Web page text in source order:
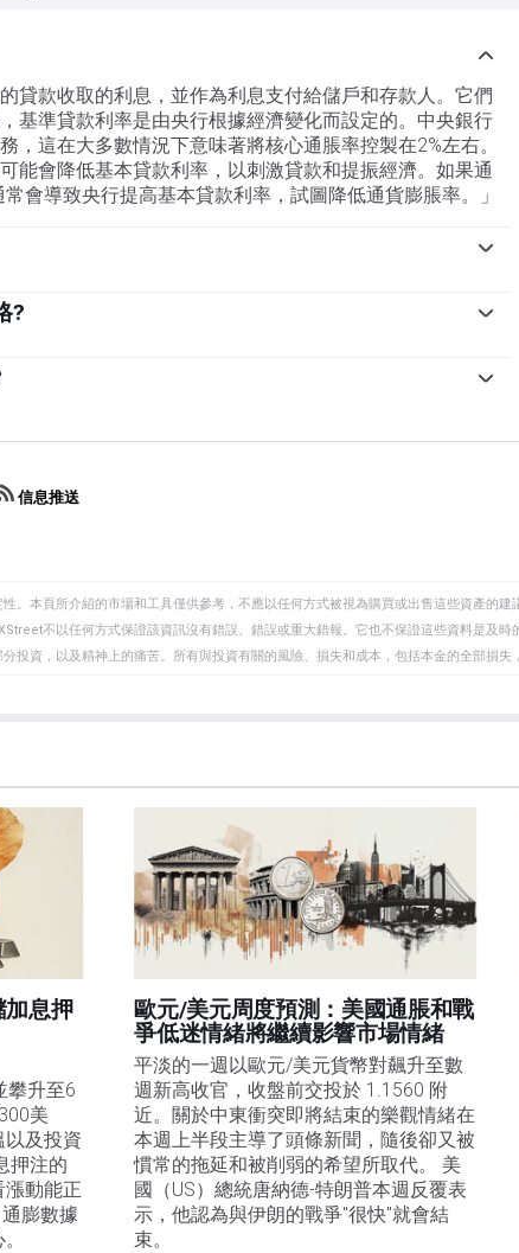
貸款收取的利息，並作為利息支付給儲戶和存款人。它們
基準貸款利率是由央行根據經濟變化而設定的。中央銀行
，這在大多數情況下意味著將核心通脹率控製在2%左右。
能會降低基本貸款利率，以刺激貸款和提振經濟。如果通
會導致央行提高基本貸款利率，試圖降低通貨膨脹率。」
?
或將現金存入銀行。如果利率高，通常會推高美元的價
。它被設置為一個範圍，例如4.75%-5.00%，盡管上限(在
跟蹤，該工具影響了許多金融市場對美聯儲未來貨幣政策
信息推送
。本頁所介紹的市場和工具僅供參考，不應以任何方式被視為購買或出售這些資產的建
不以任何方式保證該資訊沒有錯誤、錯誤或重大錯報。它也不保證這些資料是及時
投資，以及精神上的痛苦。所有與投資有關的風險、損失和成本，包括本金的全部損失
訊的準確性、完整性或適用性不作任何陳述。FXStreet和作者將不承擔任何錯誤，遺漏
錯誤和遺漏除外。本文作者和FXStreet並非註冊投資顧問，本文內容無意提供任何投資
加息押
攀升至6
美
以及投資
押注的
動能正
膨數據
歐元/美元周度預測：美國通脹和戰
爭低迷情緒將繼續影響市場情緒
平淡的一週以歐元/美元貨幣對飆升至數
週新高收官，收盤前交投於 1.1560 附
近。關於中東衝突即將結束的樂觀情緒在
本週上半段主導了頭條新聞，隨後卻又被
慣常的拖延和被削弱的希望所取代。 美
國（US）總統唐納德-特朗普本週反覆表
示，他認為與伊朗的戰爭"很快"就會結
束。